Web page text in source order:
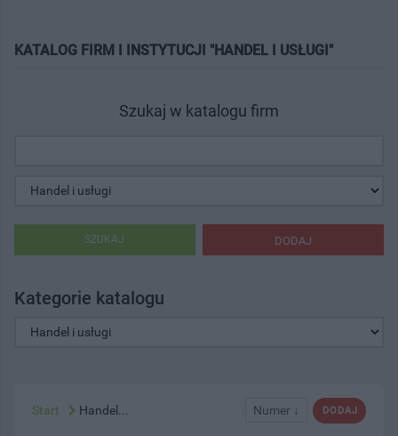
KATALOG FIRM I INSTYTUCJI "HANDEL I USŁUGI"
Szukaj w katalogu firm
DODAJ
SZUKAJ
Kategorie katalogu
DODAJ
Numer ↓
Start Handel...